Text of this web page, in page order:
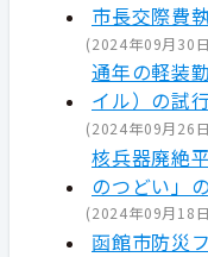
市長交際費
(2024年09月30日
通年の軽装
イル）の試
(2024年09月26日
核兵器廃絶
のつどい」
(2024年09月18日
函館市防災